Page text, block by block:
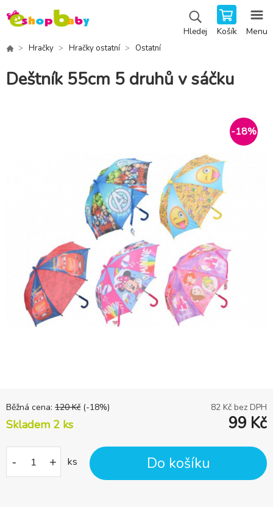
Hledej Košík Menu
Hračky Hračky ostatní Ostatní
Deštník 55cm 5 druhů v sáčku
-18%
Běžná cena: 120 Kč (-18%) 82 Kč bez DPH
Skladem 2 ks 99 Kč
- + ks Do košíku